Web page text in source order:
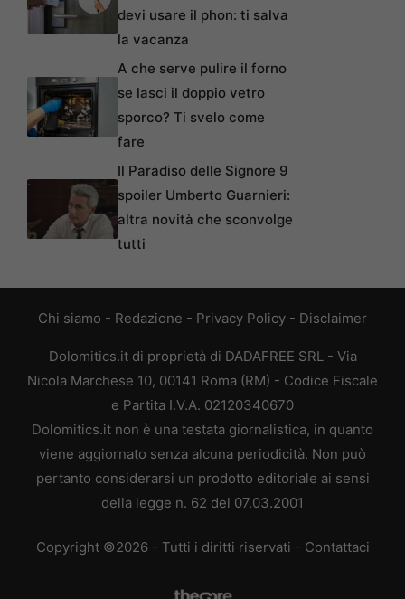
devi usare il phon: ti salva
la vacanza
A che serve pulire il forno
se lasci il doppio vetro
sporco? Ti svelo come
fare
Il Paradiso delle Signore 9
spoiler Umberto Guarnieri:
altra novità che sconvolge
tutti
Chi siamo - Redazione - Privacy Policy - Disclaimer
Dolomitics.it di proprietà di DADAFREE SRL - Via
Nicola Marchese 10, 00141 Roma (RM) - Codice Fiscale
e Partita I.V.A. 02120340670
Dolomitics.it non è una testata giornalistica, in quanto
viene aggiornato senza alcuna periodicità. Non può
pertanto considerarsi un prodotto editoriale ai sensi
della legge n. 62 del 07.03.2001
Copyright ©2026 - Tutti i diritti riservati - Contattaci